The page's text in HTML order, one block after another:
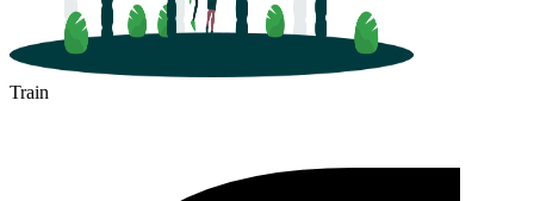
Train